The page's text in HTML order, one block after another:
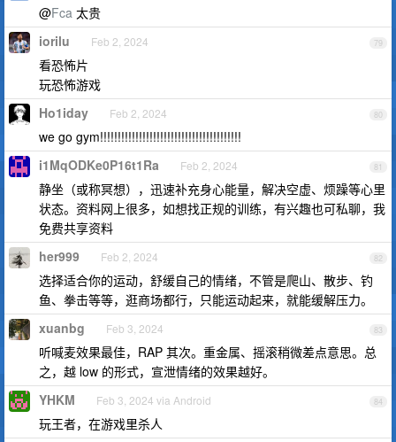
@Fca 太贵
79
iorilu Feb 2, 2024
看恐怖片
玩恐怖游戏
80
Ho1iday Feb 2, 2024
we go gym!!!!!!!!!!!!!!!!!!!!!!!!!!!!!!!!!!!!!!!!
81
i1MqODKe0P16t1Ra Feb 2, 2024
静坐（或称冥想），迅速补充身心能量，解决空虚、烦躁等心里
状态。资料网上很多，如想找正规的训练，有兴趣也可私聊，我
免费共享资料
82
her999 Feb 2, 2024
选择适合你的运动，舒缓自己的情绪，不管是爬山、散步、钓
鱼、拳击等等，逛商场都行，只能运动起来，就能缓解压力。
83
xuanbg Feb 3, 2024
听喊麦效果最佳，RAP 其次。重金属、摇滚稍微差点意思。总
之，越 low 的形式，宣泄情绪的效果越好。
84
YHKM Feb 3, 2024 via Android
玩王者，在游戏里杀人